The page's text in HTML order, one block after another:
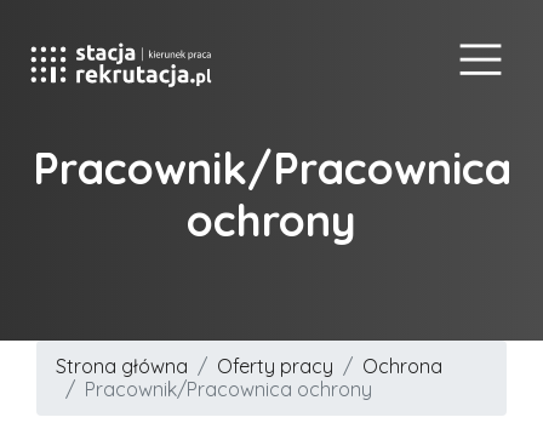
Pracownik/Pracownica
ochrony
Strona główna Oferty pracy
Ochrona
Pracownik/Pracownica ochrony